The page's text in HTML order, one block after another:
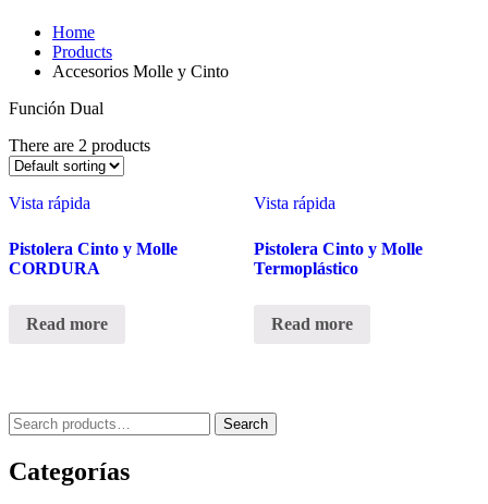
Home
Products
Accesorios Molle y Cinto
Función Dual
There are 2 products
Vista rápida
Pistolera Cinto y Molle
CORDURA
Read more
Vista rápida
Pistolera Cinto y Molle
Termoplástico
Read more
Search
for:
Search
Categorías